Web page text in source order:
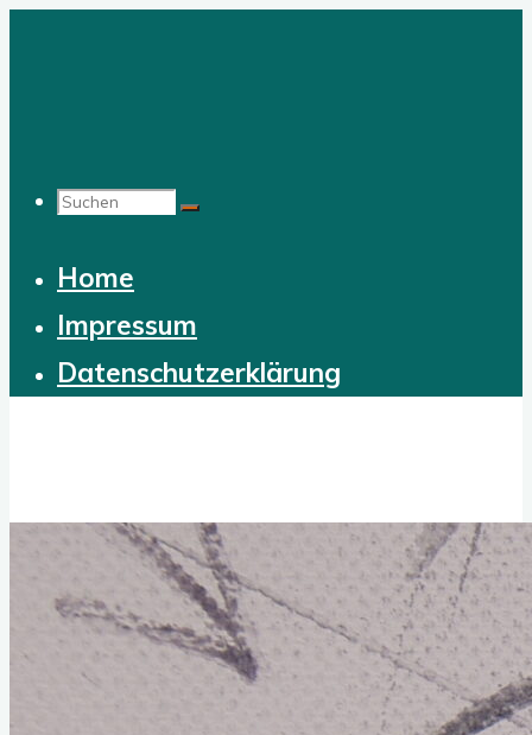
Suchen
Home
Impressum
Datenschutzerklärung